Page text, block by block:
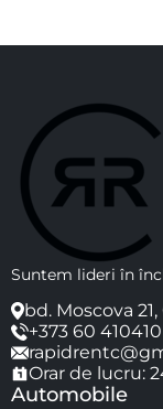
Suntem lideri în
bd. Moscova
+373 60 410410
Orar de lucru:
Automobile